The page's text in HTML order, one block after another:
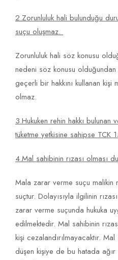
2.Zorunluluk hali bulunduğu
suçu oluşmaz.
Zorunluluk hali söz konusu
nedeni söz konusu olduğundan
geçerli bir hakkını kullanan
olmaz.
3.Hukuken rehin hakkı bulunan
tüketme yetkisine sahipse TCK
4.Mal sahibinin rızası olması
Mala zarar verme suçu malikin
suçtur. Dolayısıyla ilgilinin
zarar verme suçunda hukuka
edilmektedir. Mal sahibinin
kişi cezalandırılmayacaktır.
düşen kişiye de bu hatada ağır